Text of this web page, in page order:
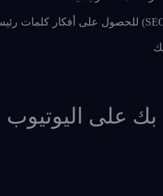
على اليوتيوب